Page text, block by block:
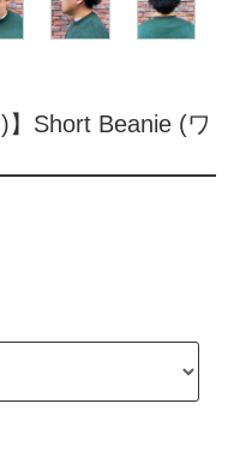
】Short Beanie (ワ